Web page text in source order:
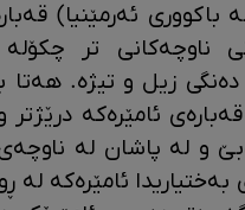
باکووری ئەرمێنیا)
ناوچەکانی تر
دەنگی زیل و تیژه. هەتا
ئامێرەکه
و له پاشان له
بەختیاریدا ئامێرەکه له